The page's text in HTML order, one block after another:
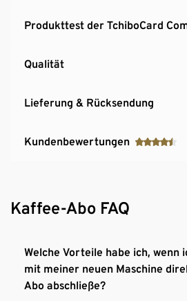
Premiumkaffees
Produkttest der TchiboCard
Qualität
Lieferung & Rücksendung
Kundenbewertungen
Kaffee-Abo FAQ
Welche Vorteile habe ich, wenn
mit meiner neuen Maschine
Abo abschließe?